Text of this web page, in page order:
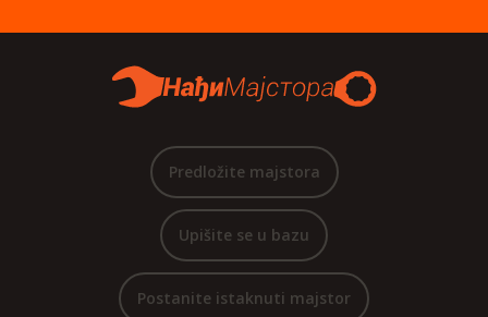
Predložite majstora
Upišite se u bazu
Postanite istaknuti majstor